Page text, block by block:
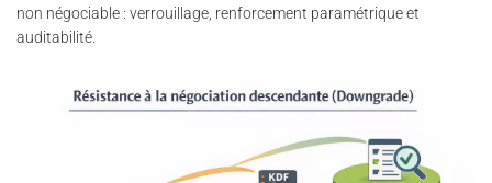
non négociable : verrouillage, renforcement paramétrique et
auditabilité.